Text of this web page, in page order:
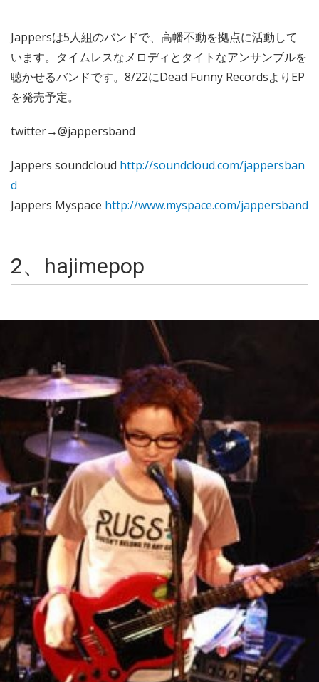
Jappersは5人組のバンドで、高幡不動を拠点に活動して
います。タイムレスなメロディとタイトなアンサンブルを
聴かせるバンドです。8/22にDead Funny RecordsよりEP
を発売予定。
twitter→@jappersband
Jappers soundcloud http://soundcloud.com/jappersban
d
Jappers Myspace http://www.myspace.com/jappersband
2、hajimepop